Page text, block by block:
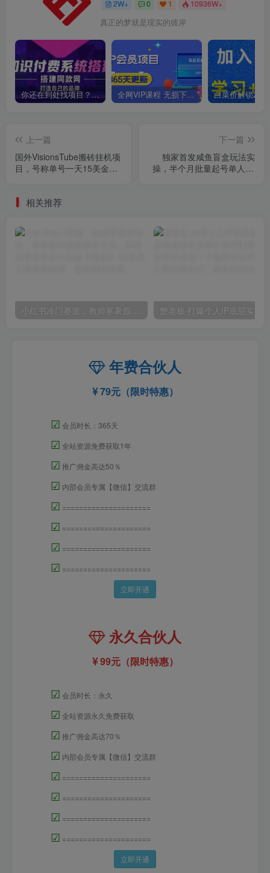
2W+ 0 1 10936W+
真正的梦就是现实的彼岸
你还在到处找项目？还在当韭菜？我靠卖项目一个月收入5万+，曾经我也是个失败者。 全网VIP课程 无损下载~
上一篇
国外VisionsTube搬砖挂机项
目，号称单号一天15美金
下一篇
独家首发咸鱼盲盒玩法实
操，半个月批量起号单人15
相关推荐
小红书冷门赛道，教师寒暑假项目，多种连环套的变现方式，还能矩阵操作放大收益【揭秘】
年费合伙人
79元（限时特惠）
☑ 会员时长：365天
☑ 全站资源免费获取1年
☑ 推广佣金高达50％
☑ 内部会员专属【微信】交流群
☑ =====================
☑ =====================
☑ =====================
☑ =====================
立即开通
永久合伙人
99元（限时特惠）
☑ 会员时长：永久
☑ 全站资源永久免费获取
☑ 推广佣金高达70％
☑ 内部会员专属【微信】交流群
☑ =====================
☑ =====================
☑ =====================
☑ =====================
立即开通